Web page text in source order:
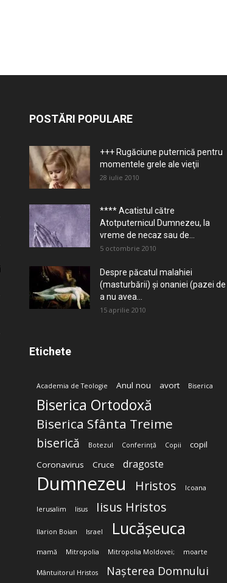
POSTĂRI POPULARE
+++ Rugăciune puternică pentru
momentele grele ale vieţii
28 iulie 2010
**** Acatistul către
Atotputernicul Dumnezeu, la
vreme de necaz sau de...
5 octombrie 2010
Despre păcatul malahiei
(masturbării) şi onaniei (pazei de
a nu avea...
15 aprilie 2010
Etichete
Academia de Teologie Anul nou avort Biserica
Biserica Ortodoxă
Biserica Sfânta Treime
biserică Botezul Conferință Copii
copil
Coronavirus
Cruce dragoste
Dumnezeu Hristos Icoana
Ierusalim Iisus Iisus Hristos
Ilarion Boian Israel Lucășeuca
mamă Mitropolia Mitropolia Moldovei; moarte
Mântuitorul Hristos Nașterea Domnului